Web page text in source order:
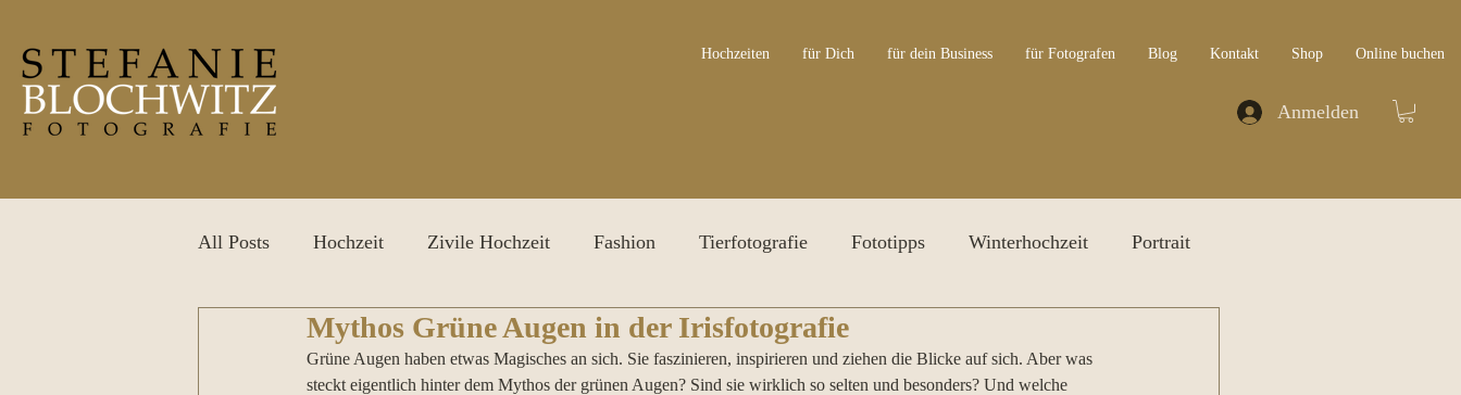
Hochzeiten für Dich für dein Business für Fotografen Blog Kontakt Shop Online buchen
Anmelden
All Posts Hochzeit Zivile Hochzeit Fashion Tierfotografie Fototipps Winterhochzeit Portrait
After Wedding Shooting Personal Branding Shooting Irisfotografie
Mythos Grüne Augen in der Irisfotografie
Grüne Augen haben etwas Magisches an sich. Sie faszinieren, inspirieren und ziehen die Blicke auf sich. Aber was
steckt eigentlich hinter dem Mythos der grünen Augen? Sind sie wirklich so selten und besonders? Und welche